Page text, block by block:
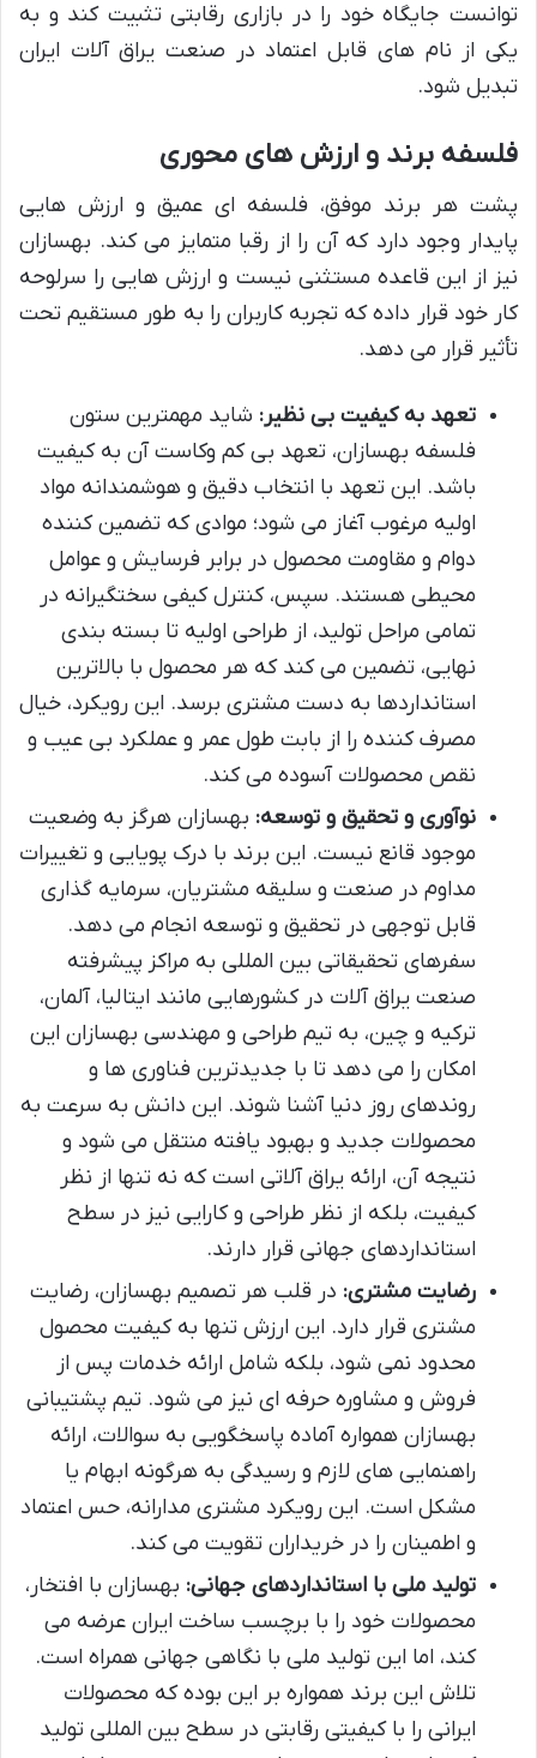
توانست جایگاه خود را در بازاری رقابتی تثبیت کند و به
یکی از نام های قابل اعتماد در صنعت یراق آلات ایران
تبدیل شود.
فلسفه برند و ارزش های محوری
پشت هر برند موفق، فلسفه ای عمیق و ارزش هایی
پایدار وجود دارد که آن را از رقبا متمایز می کند. بهسازان
نیز از این قاعده مستثنی نیست و ارزش هایی را سرلوحه
کار خود قرار داده که تجربه کاربران را به طور مستقیم تحت
تأثیر قرار می دهد.
تعهد به کیفیت بی نظیر: شاید مهمترین ستون
فلسفه بهسازان، تعهد بی کم وکاست آن به کیفیت
باشد. این تعهد با انتخاب دقیق و هوشمندانه مواد
اولیه مرغوب آغاز می شود؛ موادی که تضمین کننده
دوام و مقاومت محصول در برابر فرسایش و عوامل
محیطی هستند. سپس، کنترل کیفی سختگیرانه در
تمامی مراحل تولید، از طراحی اولیه تا بسته بندی
نهایی، تضمین می کند که هر محصول با بالاترین
استانداردها به دست مشتری برسد. این رویکرد، خیال
مصرف کننده را از بابت طول عمر و عملکرد بی عیب و
نقص محصولات آسوده می کند.
نوآوری و تحقیق و توسعه: بهسازان هرگز به وضعیت
موجود قانع نیست. این برند با درک پویایی و تغییرات
مداوم در صنعت و سلیقه مشتریان، سرمایه گذاری
قابل توجهی در تحقیق و توسعه انجام می دهد.
سفرهای تحقیقاتی بین المللی به مراکز پیشرفته
صنعت یراق آلات در کشورهایی مانند ایتالیا، آلمان،
ترکیه و چین، به تیم طراحی و مهندسی بهسازان این
امکان را می دهد تا با جدیدترین فناوری ها و
روندهای روز دنیا آشنا شوند. این دانش به سرعت به
محصولات جدید و بهبود یافته منتقل می شود و
نتیجه آن، ارائه یراق آلاتی است که نه تنها از نظر
کیفیت، بلکه از نظر طراحی و کارایی نیز در سطح
استانداردهای جهانی قرار دارند.
رضایت مشتری: در قلب هر تصمیم بهسازان، رضایت
مشتری قرار دارد. این ارزش تنها به کیفیت محصول
محدود نمی شود، بلکه شامل ارائه خدمات پس از
فروش و مشاوره حرفه ای نیز می شود. تیم پشتیبانی
بهسازان همواره آماده پاسخگویی به سوالات، ارائه
راهنمایی های لازم و رسیدگی به هرگونه ابهام یا
مشکل است. این رویکرد مشتری مدارانه، حس اعتماد
و اطمینان را در خریداران تقویت می کند.
تولید ملی با استانداردهای جهانی: بهسازان با افتخار،
محصولات خود را با برچسب ساخت ایران عرضه می
کند، اما این تولید ملی با نگاهی جهانی همراه است.
تلاش این برند همواره بر این بوده که محصولات
ایرانی را با کیفیتی رقابتی در سطح بین المللی تولید